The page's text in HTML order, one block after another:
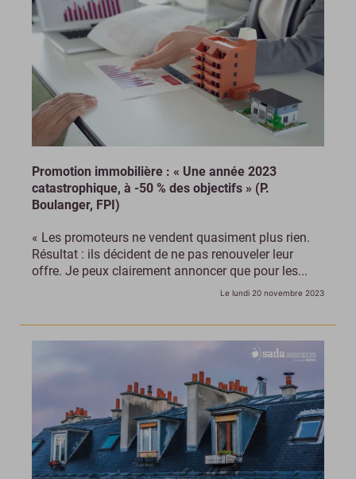
Promotion immobilière : « Une année 2023
catastrophique, à -50 % des objectifs » (P.
Boulanger, FPI)
« Les promoteurs ne vendent quasiment plus rien.
Résultat : ils décident de ne pas renouveler leur
offre. Je peux clairement annoncer que pour les...
Le lundi 20 novembre 2023